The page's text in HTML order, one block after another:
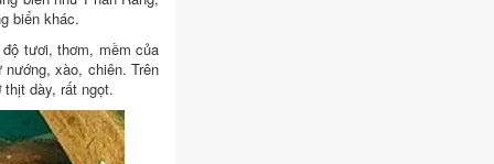
biển khác.
tươi, thơm, mềm của
xào, chiên. Trên
dày, rất ngọt.